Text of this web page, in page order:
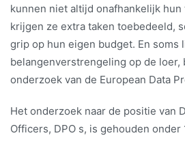
kunnen niet altijd onafhankelijk hun
krijgen ze extra taken toebedeeld,
grip op hun eigen budget. En soms
belangenverstrengeling op de
onderzoek van de European Data
Het onderzoek naar de positie van
Officers, DPO s, is gehouden onder